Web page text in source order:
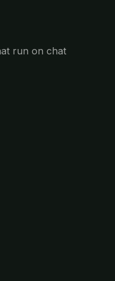
run on chat